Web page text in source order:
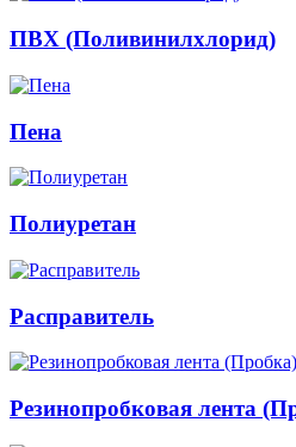
ПВХ (Поливинилхлорид)
Пена
Полиуретан
Расправитель
Резинопробковая лента